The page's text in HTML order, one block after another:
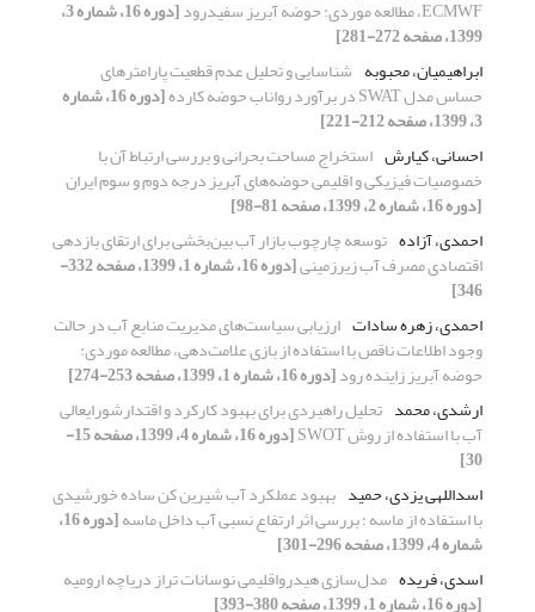
ECMWF، مطالعه موردی: حوضه آبریز سفیدرود [دوره 16، شماره 3،
1399، صفحه 272-281]
ابراهیمیان، محبوبه شناسایی و تحلیل عدم قطعیت پارامترهای
حساس مدل SWAT در برآورد رواناب حوضه کارده [دوره 16، شماره
3، 1399، صفحه 212-221]
احسانی، کیارش استخراج مساحت بحرانی و بررسی ارتباط آن با
خصوصیات فیزیکی و اقلیمی حوضه‌های آبریز درجه‌ دوم و سوم ایران
[دوره 16، شماره 2، 1399، صفحه 81-98]
احمدی، آزاده توسعه چارچوب بازار آب بین‌بخشی برای ارتقای بازدهی
اقتصادی مصرف آب زیرزمینی [دوره 16، شماره 1، 1399، صفحه 332-
346]
احمدی، زهره سادات ارزیابی سیاست‌های مدیریت منابع آب در حالت
وجود اطلاعات ناقص با استفاده از بازی علامت‌دهی، مطالعه موردی:
حوضه آبریز زاینده رود[دوره 16، شماره 1، 1399، صفحه 253-274]
ارشدی، محمد تحلیل راهبردی برای بهبود کارکرد و اقتدارشورایعالی
آب با استفاده از روش SWOT [دوره 16، شماره 4، 1399، صفحه 15-
30]
اسداللهی یزدی، حمید بهبود عملکرد آب شیرین کن ساده خورشیدی
با استفاده از ماسه : بررسی اثر ارتفاع نسبی آب داخل ماسه [دوره 16،
شماره 4، 1399، صفحه 296-301]
اسدی، فریده مدل‌سازی هیدرواقلیمی نوسانات تراز دریاچه ارومیه
[دوره 16، شماره 1، 1399، صفحه 380-393]